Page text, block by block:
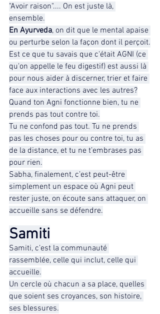
"Avoir raison".... On est juste là,
ensemble.
En Ayurveda, on dit que le mental apaise
ou perturbe selon la façon dont il perçoit.
Est ce que tu savais que c'était AGNI (ce
qu'on appelle le feu digestif) est aussi là
pour nous aider à discerner, trier et faire
face aux interactions avec les autres?
Quand ton Agni fonctionne bien, tu ne
prends pas tout contre toi.
Tu ne confond pas tout. Tu ne prends
pas les choses pour ou contre toi, tu as
de la distance, et tu ne t’embrases pas
pour rien.
Sabha, finalement, c’est peut-être
simplement un espace où Agni peut
rester juste, on écoute sans attaquer, on
accueille sans se défendre.
Samiti
Samiti, c’est la communauté
rassemblée, celle qui inclut, celle qui
accueille.
Un cercle où chacun a sa place, quelles
que soient ses croyances, son histoire,
ses blessures.